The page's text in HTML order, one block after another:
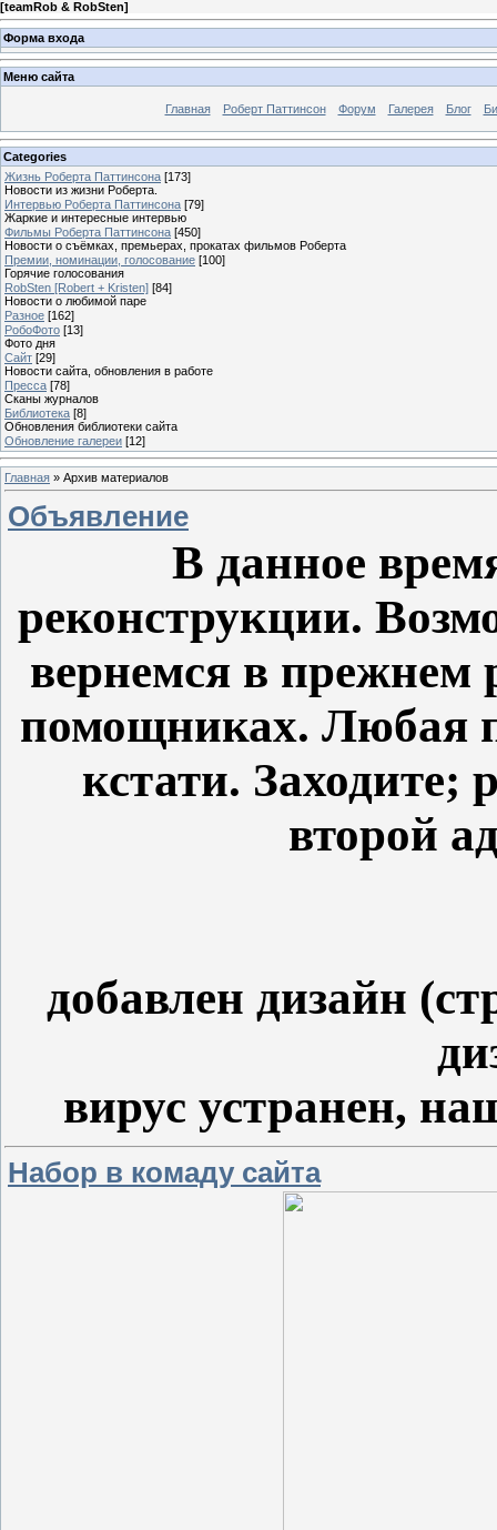
[teamRob & RobSten]
Форма входа
Меню сайта
Главная Роберт Паттинсон Форум Галерея Блог
Categories
Жизнь Роберта Паттинсона [173]
Новости из жизни Роберта.
Интервью Роберта Паттинсона [79]
Жаркие и интересные интервью
Фильмы Роберта Паттинсона [450]
Новости о съёмках, премьерах, прокатах фильмов Роберта
Премии, номинации, голосование [100]
Горячие голосования
RobSten [Robert + Kristen] [84]
Новости о любимой паре
Разное [162]
РобоФото [13]
Фото дня
Сайт [29]
Новости сайта, обновления в работе
Пресса [78]
Сканы журналов
Библиотека [8]
Обновления библиотеки сайта
Обновление галереи [12]
Главная » Архив материалов
Объявление
В данное
реконструкции.
вернемся в прежнем
помощниках. Любая
кстати. Заходите;
второй
добавлен дизайн
вирус устранен,
Набор в комаду сайта